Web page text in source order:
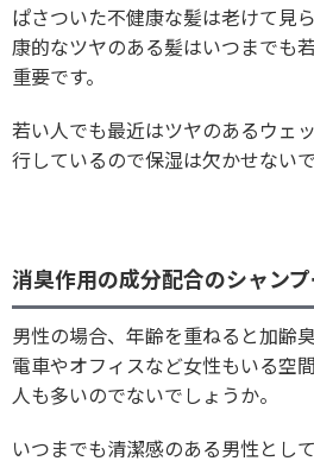
ぱさついた不健康な髪は老けて見
康的なツヤのある髪はいつまでも
重要です。
若い人でも最近はツヤのあるウェ
行しているので保湿は欠かせない
消臭作用の成分配合のシャン
男性の場合、年齢を重ねると加齢
電車やオフィスなど女性もいる空
人も多いのでないでしょうか。
いつまでも清潔感のある男性とし